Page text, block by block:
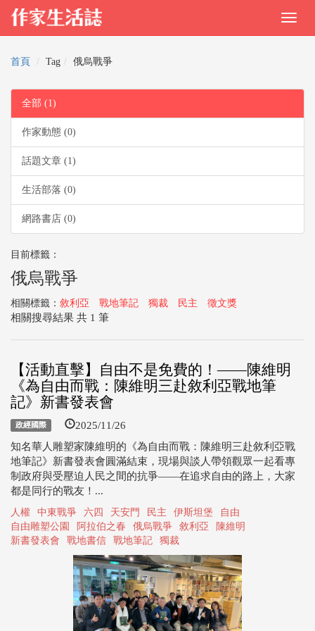
首頁 Tag 俄烏戰爭
全部 (1)
作家動態 (0)
話題文章 (1)
生活部落 (0)
網路書店 (0)
目前標籤：
俄烏戰爭
相關標籤： 敘利亞 戰地筆記 獨裁 民主 徵文獎
相關搜尋結果 共 1 筆
【活動直擊】自由不是免費的！——陳維明
《為自由而戰：陳維明三赴敘利亞戰地筆
記》新書發表會
政經國際 2025/11/26
知名華人雕塑家陳維明的《為自由而戰：陳維明三赴敘利亞戰
地筆記》新書發表會圓滿結束，現場與談人帶領觀眾一起看專
制政府與受壓迫人民之間的抗爭——在追求自由的路上，大家
都是同行的戰友！...
人權 中東戰爭 六四 天安門 民主 伊斯坦堡
自由
自由雕塑公園
阿拉伯之春 俄烏戰爭 敘利亞
陳維明
新書發表會
戰地書信 戰地筆記 獨裁